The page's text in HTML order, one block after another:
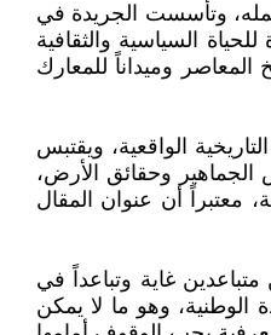
في العالم العربي بأكمله، وتأسست الجريدة في
للحياة السياسية والثقافية
المعاصر وميداناً للمعارك
الواقعية، ويقتبس
وحقائق الأرض،
معتبراً أن عنوان المقال
غاية وتباعداً في
الوطنية، وهو ما لا يمكن